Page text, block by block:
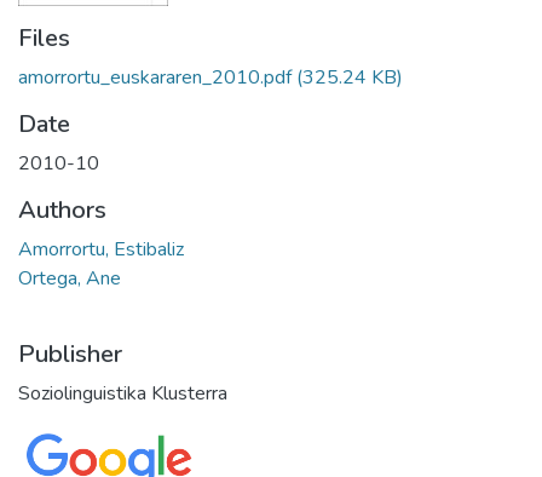
Files
amorrortu_euskararen_2010.pdf(325.24 KB)
Date
2010-10
Authors
Amorrortu, Estibaliz
Ortega, Ane
Publisher
Soziolinguistika Klusterra